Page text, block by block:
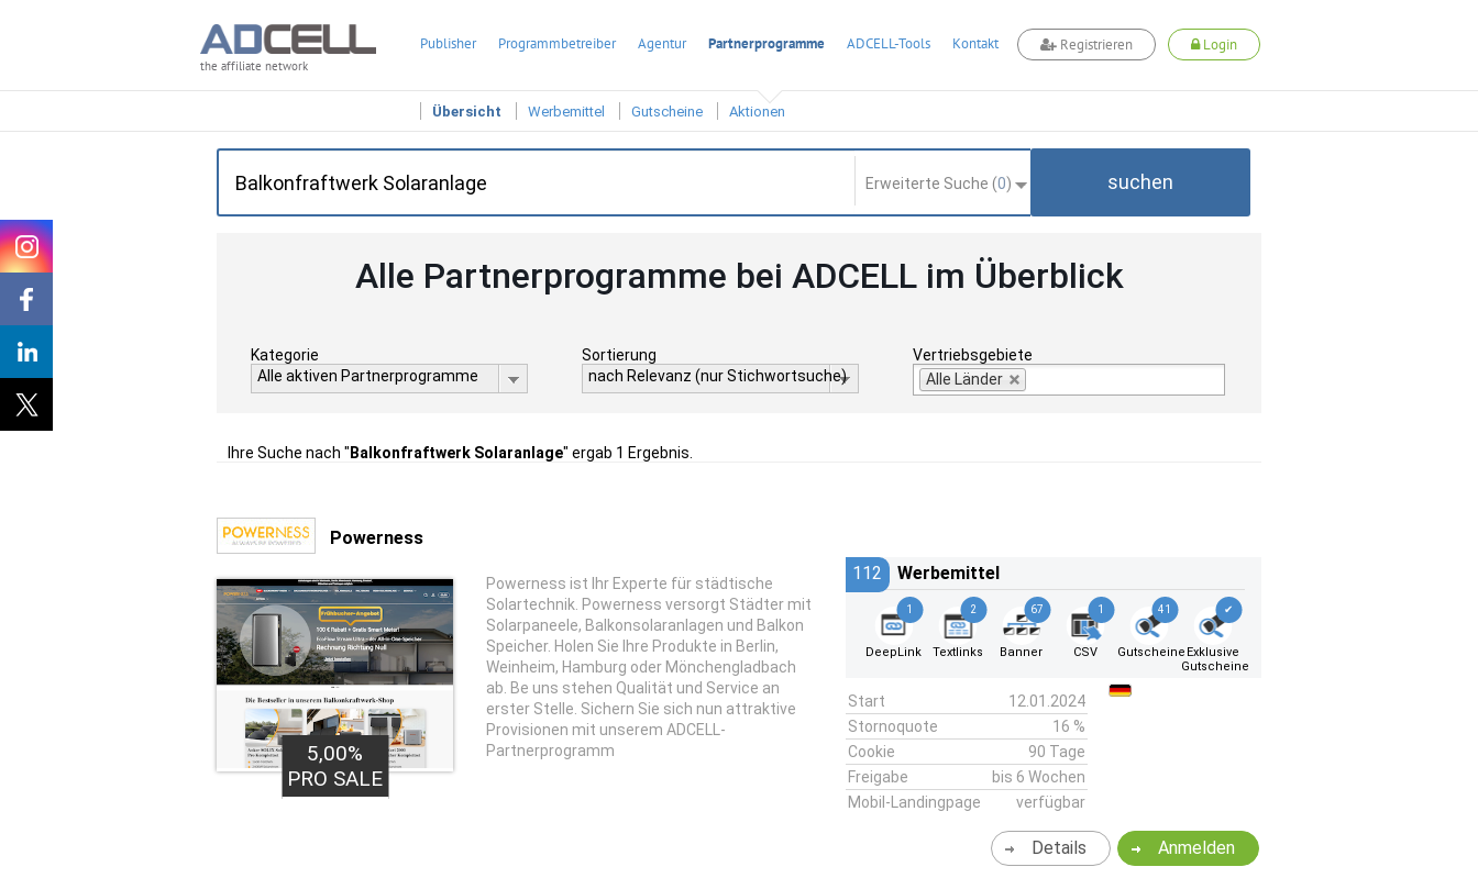
the affiliate network
Publisher Programmbetreiber Agentur Partnerprogramme ADCELL-Tools Kontakt Registrieren Login
Übersicht Werbemittel Gutscheine Aktionen
Erweiterte Suche (0) suchen
Alle Partnerprogramme bei ADCELL im Überblick
Kategorie
Alle aktiven Partnerprogramme
Sortierung
nach Relevanz (nur Stichwortsuche)
Vertriebsgebiete
Alle Länder
Ihre Suche nach " Balkonfraftwerk Solaranlage" ergab 1 Ergebnis.
Powerness
5,00%
PRO SALE
Powerness ist Ihr Experte für städtische
Solartechnik. Powerness versorgt Städter mit
Solarpaneele, Balkonsolaranlagen und Balkon
Speicher. Holen Sie Ihre Produkte in Berlin,
Weinheim, Hamburg oder Mönchengladbach
ab. Be uns stehen Qualität und Service an
erster Stelle. Sichern Sie sich nun attraktive
Provisionen mit unserem ADCELL-
Partnerprogramm
112 Werbemittel
1
DeepLink
2
Textlinks
67
Banner
1
CSV
41
Gutscheine
✔
Exklusive
Gutscheine
Start
12.01.2024
Stornoquote
16 %
Cookie
90 Tage
Freigabe
bis 6 Wochen
Mobil-Landingpage
verfügbar
Anmelden
Details